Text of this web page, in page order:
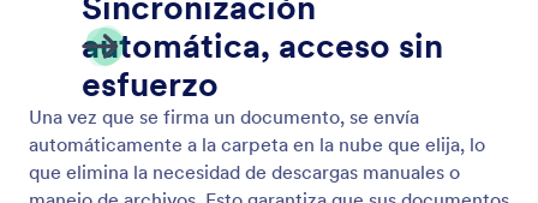
Integre con herramientas de email para hacer
seguimiento, etiquetar usuarios y activar campañas
después de firmar.